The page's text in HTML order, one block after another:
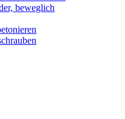
beweglich